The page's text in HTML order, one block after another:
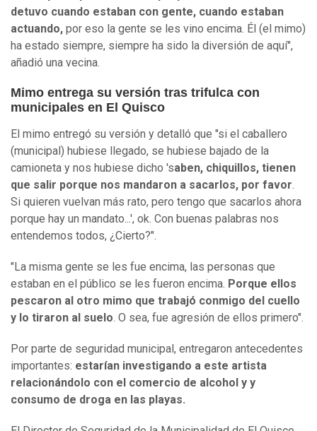
detuvo cuando estaban con gente, cuando estaban
actuando, por eso la gente se les vino encima. Él (el mimo)
ha estado siempre, siempre ha sido la diversión de aquí",
añadió una vecina.
Mimo entrega su versión tras trifulca con
municipales en El Quisco
El mimo entregó su versión y detalló que "si el caballero
(municipal) hubiese llegado, se hubiese bajado de la
camioneta y nos hubiese dicho 'saben, chiquillos, tienen
que salir porque nos mandaron a sacarlos, por favor.
Si quieren vuelvan más rato, pero tengo que sacarlos ahora
porque hay un mandato...', ok. Con buenas palabras nos
entendemos todos, ¿Cierto?".
"La misma gente se les fue encima, las personas que
estaban en el público se les fueron encima. Porque ellos
pescaron al otro mimo que trabajó conmigo del cuello
y lo tiraron al suelo. O sea, fue agresión de ellos primero".
Por parte de seguridad municipal, entregaron antecedentes
importantes: estarían investigando a este artista
relacionándolo con el comercio de alcohol y y
consumo de droga en las playas.